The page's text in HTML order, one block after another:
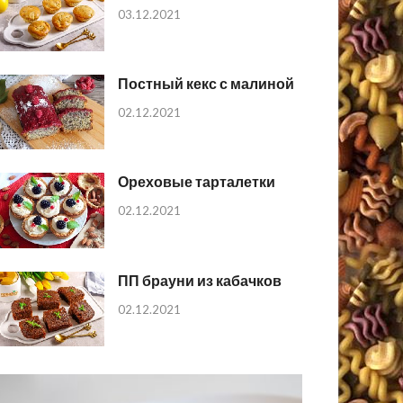
03.12.2021
Постный кекс с малиной
02.12.2021
Ореховые тарталетки
02.12.2021
ПП брауни из кабачков
02.12.2021